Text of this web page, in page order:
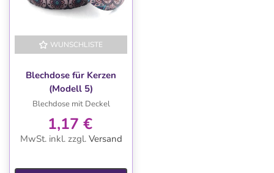
WUNSCHLISTE
Blechdose für Kerzen
(Modell 5)
Blechdose mit Deckel
1,17 €
MwSt. inkl. zzgl. Versand